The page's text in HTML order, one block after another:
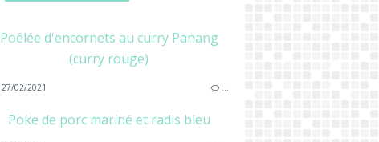
Poêlée d'encornets au curry Panang
(curry rouge)
27/02/2021 …
Poke de porc mariné et radis bleu